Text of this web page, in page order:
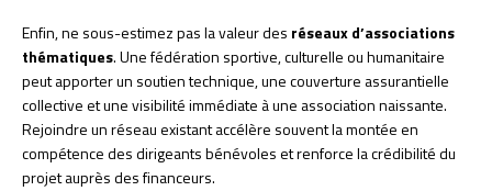
Enfin, ne sous-estimez pas la valeur des réseaux d’associations
thématiques. Une fédération sportive, culturelle ou humanitaire
peut apporter un soutien technique, une couverture assurantielle
collective et une visibilité immédiate à une association naissante.
Rejoindre un réseau existant accélère souvent la montée en
compétence des dirigeants bénévoles et renforce la crédibilité du
projet auprès des financeurs.